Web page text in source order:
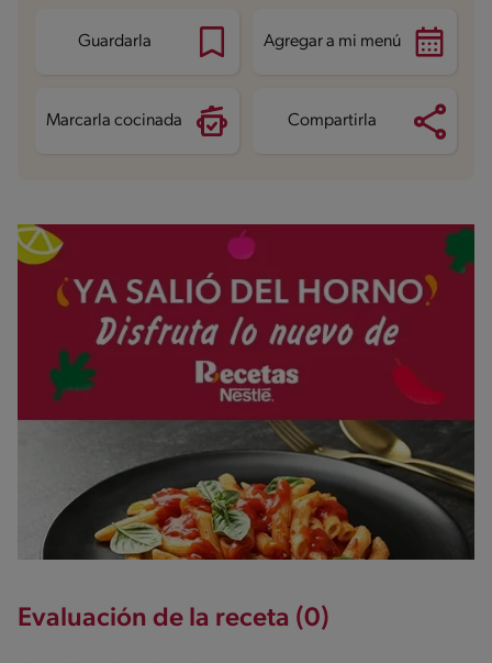
Proteína
Grasas saturadas 2 g
Guardarla Agregar a mi menú
Marcarla cocinada Compartirla
Evaluación de la receta (0)